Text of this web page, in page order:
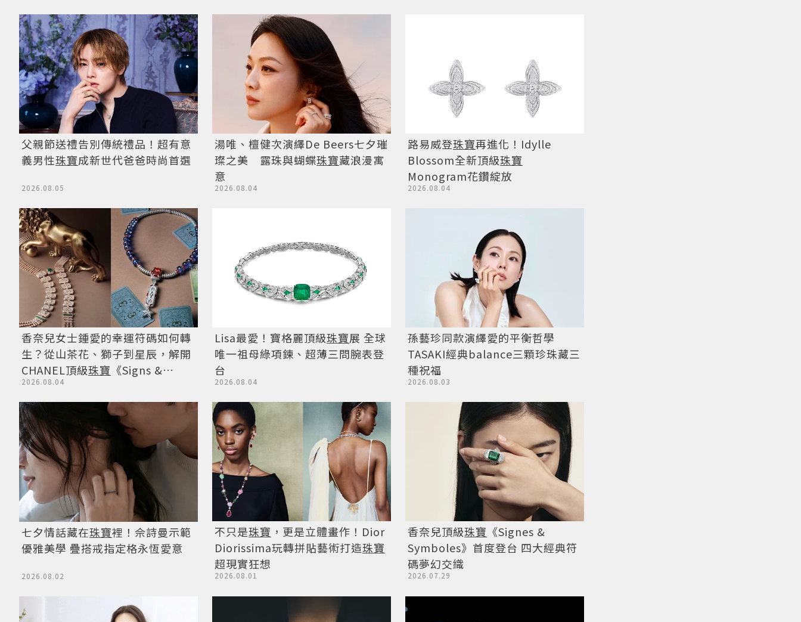
父親節送禮告別傳統禮品！超有意
義男性珠寶成新世代爸爸時尚首選
2026.08.05
湯唯、檀健次演繹De Beers七夕璀
璨之美 露珠與蝴蝶珠寶藏浪漫寓
意
2026.08.04
路易威登珠寶再進化！Idylle
Blossom全新頂級珠寶
Monogram花鑽綻放
2026.08.04
香奈兒女士鍾愛的幸運符碼如何轉
生？從山茶花、獅子到星辰，解開
CHANEL頂級珠寶 《Signs &
Symboles》的信仰美學
2026.08.04
Lisa最愛！寶格麗頂級珠寶展 全球
唯一祖母綠項鍊、超薄三問腕表登
台
2026.08.04
孫藝珍同款演繹愛的平衡哲學
TASAKI經典balance三顆珍珠藏三
種祝福
2026.08.03
七夕情話藏在珠寶裡！佘詩曼示範
優雅美學 疊搭戒指定格永恆愛意
2026.08.02
不只是珠寶 ，更是立體畫作！Dior
Diorissima玩轉拼貼藝術打造珠寶
超現實狂想
2026.08.01
香奈兒頂級珠寶 《Signes &
Symboles》首度登台 四大經典符
碼夢幻交織
2026.07.29